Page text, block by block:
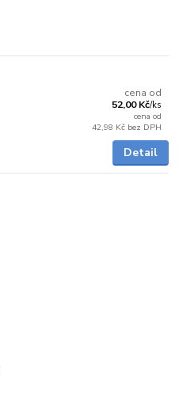
cena od
52,00 Kč/ks
cena od
42,98 Kč bez DPH
Detail